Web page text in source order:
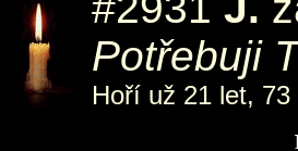
Potřebuji
Hoří už 21 let,